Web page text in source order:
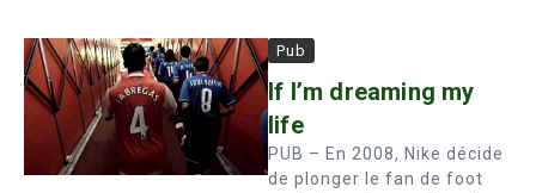
Pub
If I’m dreaming my
life
PUB – En 2008, Nike décide
de plonger le fan de foot